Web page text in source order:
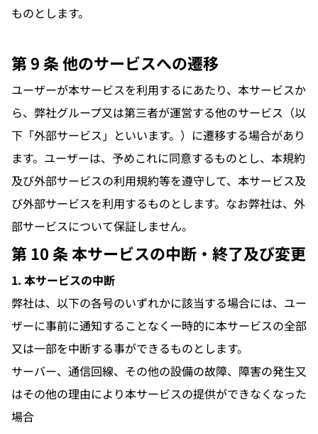
ものとします。
第 9 条 他のサービスへの遷移
ユーザーが本サービスを利用するにあたり、本サービスか
ら、弊社グループ又は第三者が運営する他のサービス（以
下「外部サービス」といいます。）に遷移する場合があり
ます。ユーザーは、予めこれに同意するものとし、本規約
及び外部サービスの利用規約等を遵守して、本サービス及
び外部サービスを利用するものとします。なお弊社は、外
部サービスについて保証しません。
第 10 条 本サービスの中断・終了及び変更
1. 本サービスの中断
弊社は、以下の各号のいずれかに該当する場合には、ユー
ザーに事前に通知することなく一時的に本サービスの全部
又は一部を中断する事ができるものとします。
サーバー、通信回線、その他の設備の故障、障害の発生又
はその他の理由により本サービスの提供ができなくなった
場合